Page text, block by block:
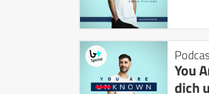
You
dich